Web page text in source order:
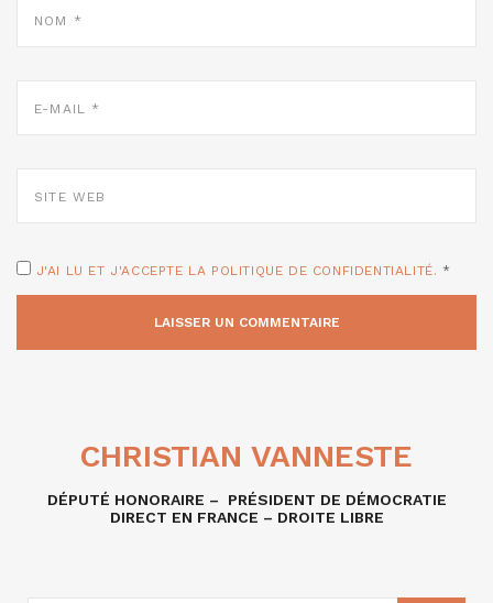
MAIL
WEB
J'AI LU ET J'ACCEPTE LA POLITIQUE DE CONFIDENTIALITÉ. *
CHRISTIAN VANNESTE
DÉPUTÉ HONORAIRE – PRÉSIDENT DE DÉMOCRATIE
DIRECT EN FRANCE – DROITE LIBRE